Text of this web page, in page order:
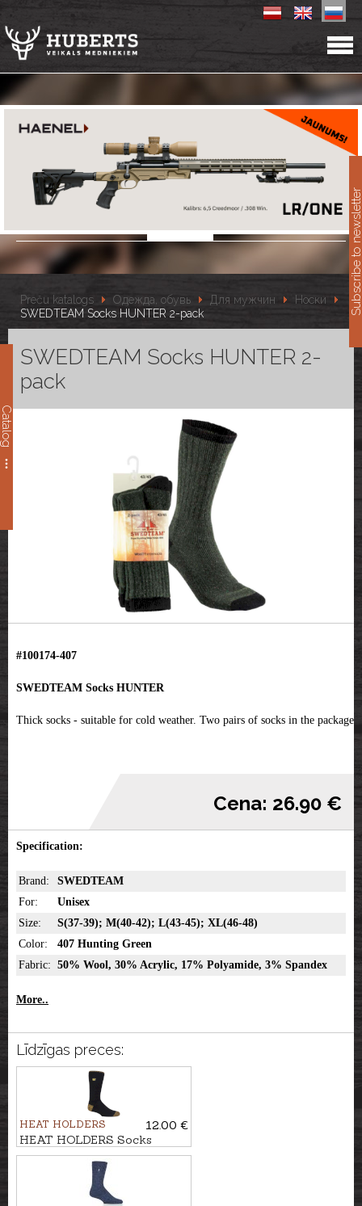
Catalog
Preču katalogs Одежда, обувь Для мужчин
Носки
SWEDTEAM Socks HUNTER 2-pack
SWEDTEAM Socks HUNTER 2-
pack
#100174-407
SWEDTEAM Socks HUNTER
Thick socks - suitable for cold weather. Two pairs of socks in the package.
Cena: 26.90 €
Specification:
Brand:
SWEDTEAM
For:
Unisex
Size:
S(37-39); M(40-42); L(43-45); XL(46-48)
Color:
407 Hunting Green
Fabric: 50% Wool, 30% Acrylic, 17% Polyamide, 3% Spandex
More..
Līdzīgas preces:
HEAT HOLDERS
12.00 €
HEAT HOLDERS Socks
WORKFORCE
Subscribe